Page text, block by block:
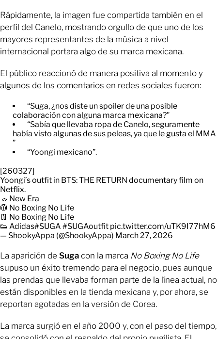
Rápidamente, la imagen fue compartida también en el
perfil del Canelo, mostrando orgullo de que uno de los
mayores representantes de la música a nivel
internacional portara algo de su marca mexicana.
El público reaccionó de manera positiva al momento y
algunos de los comentarios en redes sociales fueron:
“Suga, ¿nos diste un spoiler de una posible
colaboración con alguna marca mexicana?"
“Sabía que llevaba ropa de Canelo, seguramente
había visto algunas de sus peleas, ya que le gusta el MMA
”
“Yoongi mexicano”.
[260327]
Yoongi’s outfit in BTS: THE RETURN documentary film on
Netflix.
🧢 New Era
🧥 No Boxing No Life
👖 No Boxing No Life
👟 Adidas#SUGA #SUGAoutfit pic.twitter.com/uTK9I77hM6
— ShookyAppa (@ShookyAppa) March 27, 2026
La aparición de Suga con la marca No Boxing No Life
supuso un éxito tremendo para el negocio, pues aunque
las prendas que llevaba forman parte de la línea actual, no
están disponibles en la tienda mexicana y, por ahora, se
reportan agotadas en la versión de Corea.
La marca surgió en el año 2000 y, con el paso del tiempo,